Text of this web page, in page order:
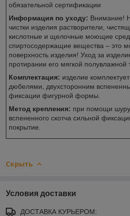
обязательной сертификации
Информация по уходу: Внимание!
чистки изделия растворители,
кислотные и щелочные моющие
спиртосодержащие вещества – это
поверхность изделия! Уход за
протирании его мягкой полувлажной
Комплектация: изделие
дюбелями, двухсторонним
фиксации фигурной формы.
Метод крепления: при помощи
вспененного скотча сильной
покрытие.
Скрыть
Условия доставки
ДОСТАВКА КУРЬЕРОМ: